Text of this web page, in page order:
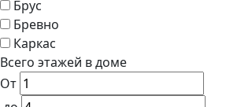
Брус
Бревно
Каркас
Всего этажей в доме
От